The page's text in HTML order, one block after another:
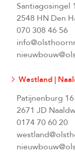
Santiagosingel 1
2548 HN Den
070 308 46 56
Westland |
Patijnenburg 16
2671 JD
0174 70 60 20